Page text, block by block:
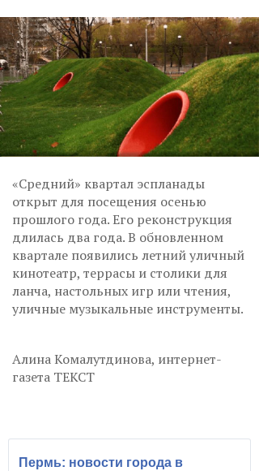
«Средний» квартал эспланады
открыт для посещения осенью
прошлого года. Его реконструкция
длилась два года. В обновленном
квартале появились летний уличный
кинотеатр, террасы и столики для
ланча, настольных игр или чтения,
уличные музыкальные инструменты.
Алина Комалутдинова, интернет-
газета ТЕКСТ
Пермь: новости города в